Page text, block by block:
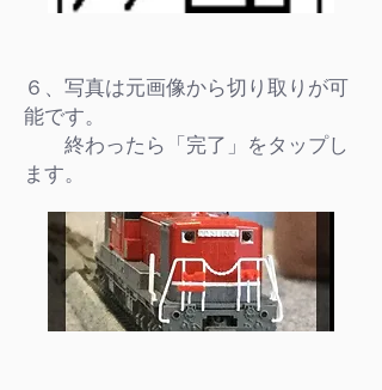
６、写真は元画像から切り取りが可
能です。
終わったら「完了」をタップし
ます。